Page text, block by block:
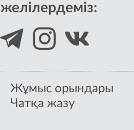
желілердеміз:
Жұмыс орындары
Чатқа жазу